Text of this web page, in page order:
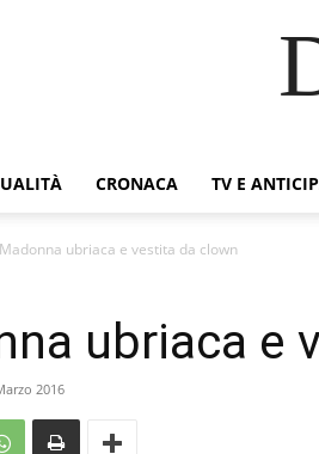
CRONACA TV E
Madonna ubriaca e vestita da clown
ubriaca e
2016